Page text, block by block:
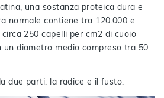
una sostanza proteica dura e
normale contiene tra 120.000 e
250 capelli per cm2 di cuoio
un diametro medio compreso tra 50
due parti: la radice e il fusto.